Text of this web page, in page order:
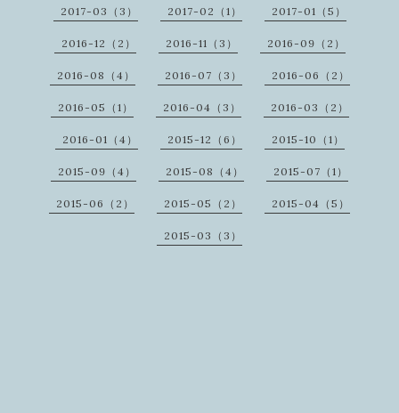
2017-03（3） 2017-02（1） 2017-01（5）
2016-12（2） 2016-11（3） 2016-09（2）
2016-08（4） 2016-07（3） 2016-06（2）
2016-05（1） 2016-04（3） 2016-03（2）
2016-01（4） 2015-12（6） 2015-10（1）
2015-09（4） 2015-08（4） 2015-07（1）
2015-06（2） 2015-05（2） 2015-04（5）
2015-03（3）